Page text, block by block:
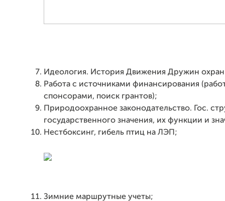
Идеология. История Движения Дружин
Работа с источниками финансирования
спонсорами, поиск грантов);
Природоохранное законодательство. Гос.
государственного значения, их функции и
Нестбоксинг, гибель птиц на ЛЭП;
Зимние маршрутные учеты;